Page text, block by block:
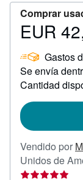
Comprar
Precio
42,90
EUR
Gastos
Se envía
Cantidad
Vendido por
Unidos de